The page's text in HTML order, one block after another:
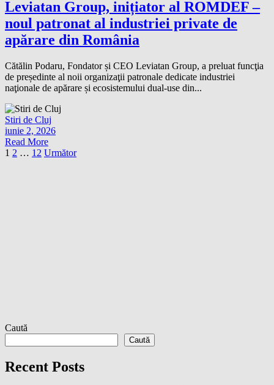
Leviatan Group, inițiator al ROMDEF –
noul patronat al industriei private de
apărare din România
Cătălin Podaru, Fondator și CEO Leviatan Group, a preluat funcţia
de președinte al noii organizaţii patronale dedicate industriei
naţionale de apărare și ecosistemului dual-use din...
Stiri de Cluj
iunie 2, 2026
Read More
Paginație
1 2 … 12 Următor
Caută
Caută
Recent Posts